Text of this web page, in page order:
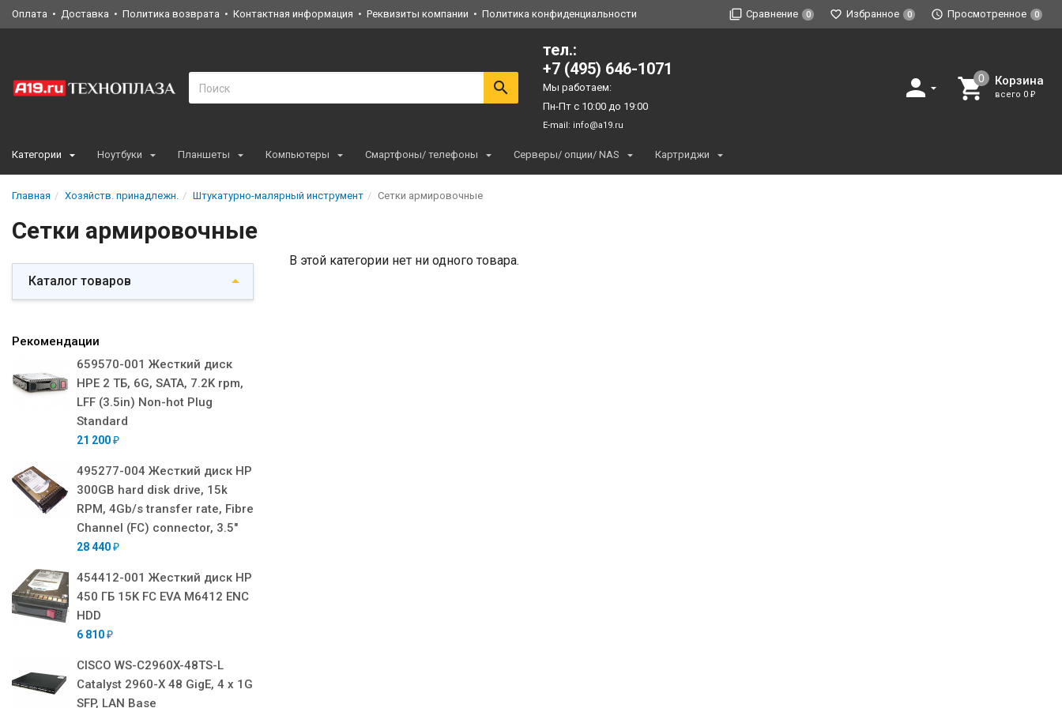
Оплата Доставка Политика возврата Контактная информация Реквизиты компании Политика конфиденциальности Сравнение 0 Избранное 0 Просмотренное 0
тел.:
+7 (495) 646-1071
Мы работаем:
Пн-Пт с 10:00 до 19:00
E-mail: info@a19.ru
Корзина
всего 0 ₽
Категории Ноутбуки Планшеты Компьютеры Смартфоны/ телефоны Серверы/ опции/ NAS Картриджи
Главная Хозяйств. принадлежн. Штукатурно-малярный инструмент Сетки армировочные
Сетки армировочные
Каталог товаров
Рекомендации
659570-001 Жесткий диск
HPE 2 ТБ, 6G, SATA, 7.2K rpm,
LFF (3.5in) Non-hot Plug
Standard
21 200 ₽
495277-004 Жесткий диск HP
300GB hard disk drive, 15k
RPM, 4Gb/s transfer rate, Fibre
Channel (FC) connector, 3.5"
28 440 ₽
454412-001 Жесткий диск HP
450 ГБ 15K FC EVA M6412 ENC
HDD
6 810 ₽
CISCO WS-C2960X-48TS-L
Catalyst 2960-X 48 GigE, 4 x 1G
SFP, LAN Base
В этой категории нет ни одного товара.